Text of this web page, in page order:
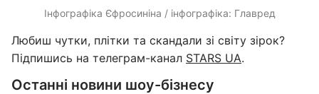
Інфографіка Єфросиніна / інфографіка: Главред
Любиш чутки, плітки та скандали зі світу зірок?
Підпишись на телеграм-канал STARS UA.
Останні новини шоу-бізнесу